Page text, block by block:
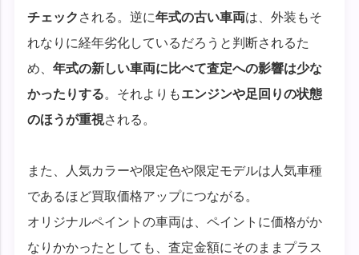
チェック される。逆に年式の古い車両は、外装もそ
れなりに経年劣化しているだろうと判断されるた
め、年式の新しい車両に比べて査定への影響は少な
かったりする。それよりもエンジンや足回りの状態
のほうが重視される。
また、人気カラーや限定色や限定モデルは人気車種
であるほど買取価格アップにつながる。
オリジナルペイントの車両は、ペイントに価格がか
なりかかったとしても、査定金額にそのままプラス